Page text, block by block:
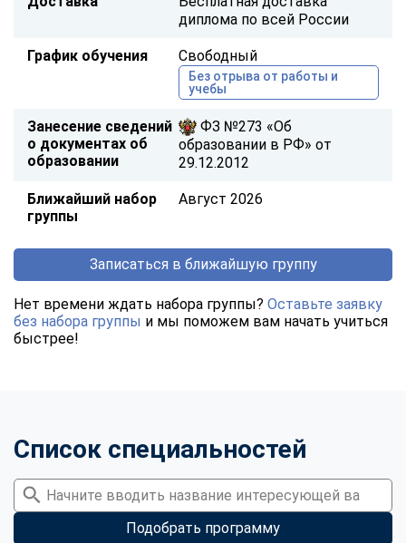
диплома по всей России
График обучения Свободный
Без отрыва от работы и
учебы
Занесение сведений
о документах об
образовании
ФЗ №273 «Об
образовании в РФ» от
29.12.2012
Ближайший набор
группы
Август 2026
Записаться в ближайшую группу
Нет времени ждать набора группы? Оставьте заявку
без набора группы и мы поможем вам начать учиться
быстрее!
Список специальностей
Подобрать программу